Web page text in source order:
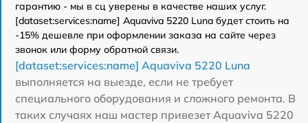
гарантию - мы в сц уверены в качестве наших услуг.
[dataset:services:name] Aquaviva 5220 Luna будет стоить на
-15% дешевле при оформлении заказа на сайте через
звонок или форму обратной связи.
[dataset:services:name] Aquaviva 5220 Luna
выполняется на выезде, если не требует
специального оборудования и сложного ремонта. В
таких случаях наш мастер привезет Aquaviva 5220